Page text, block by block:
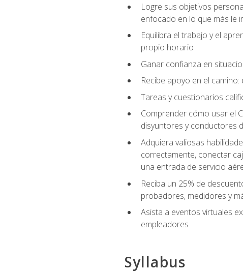
Logre sus objetivos
enfocado en lo que más le
Equilibra el trabajo y el
propio horario
Ganar confianza en
Recibe apoyo en el
Tareas y cuestionarios
Comprender cómo usar el
disyuntores y conductores
Adquiera valiosas
correctamente, conectar
una entrada de servicio
Reciba un 25% de
probadores, medidores y
Asista a eventos virtuales
empleadores
Syllabus